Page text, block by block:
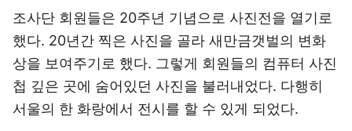
조사단 회원들은 20주년 기념으로 사진전을 열기로
했다. 20년간 찍은 사진을 골라 새만금갯벌의 변화
상을 보여주기로 했다. 그렇게 회원들의 컴퓨터 사진
첩 깊은 곳에 숨어있던 사진을 불러내었다. 다행히
서울의 한 화랑에서 전시를 할 수 있게 되었다.